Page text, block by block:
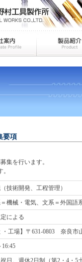
要項
集を行います。
技術開発、工程管理）
機械・電気、文系＝外国語
による
・工場】〒631-0803 奈良市
16:45
日、週休2日制（第2・4・5